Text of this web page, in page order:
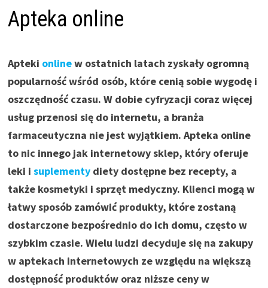
Apteka online
Apteki onlinew ostatnich latach zyskały ogromną
popularność wśród osób, które cenią sobie wygodę i
oszczędność czasu. W dobie cyfryzacji coraz więcej
usług przenosi się do internetu, a branża
farmaceutyczna nie jest wyjątkiem. Apteka online
to nic innego jak internetowy sklep, który oferuje
leki i suplementydiety dostępne bez recepty, a
także kosmetyki i sprzęt medyczny. Klienci mogą w
łatwy sposób zamówić produkty, które zostaną
dostarczone bezpośrednio do ich domu, często w
szybkim czasie. Wielu ludzi decyduje się na zakupy
w aptekach internetowych ze względu na większą
dostępność produktów oraz niższe ceny w